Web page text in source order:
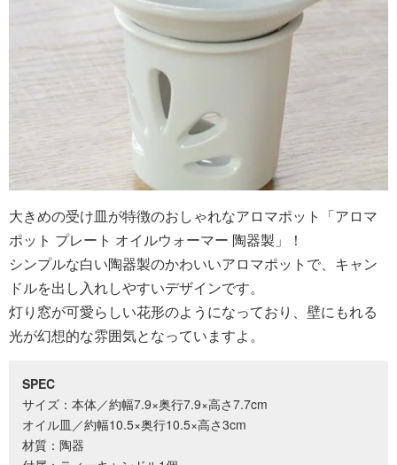
大きめの受け皿が特徴のおしゃれなアロマポット「アロマ
ポット プレート オイルウォーマー 陶器製」！
シンプルな白い陶器製のかわいいアロマポットで、キャン
ドルを出し入れしやすいデザインです。
灯り窓が可愛らしい花形のようになっており、壁にもれる
光が幻想的な雰囲気となっていますよ。
SPEC
サイズ：本体／約幅7.9×奥行7.9×高さ7.7cm
オイル皿／約幅10.5×奥行10.5×高さ3cm
材質：陶器